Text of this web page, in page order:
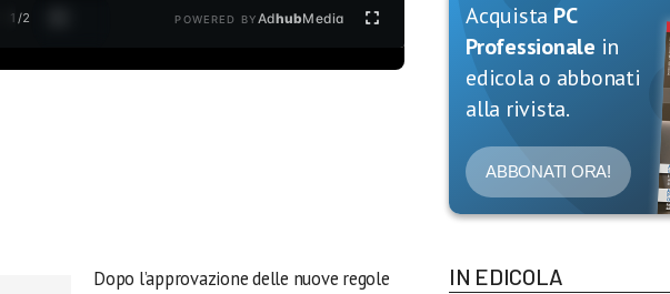
1 /2 POWERED BYAdhubMedia
Dopo l’approvazione delle nuove regole
Acquista PC
Professionale in
edicola o abbonati
alla rivista.
ABBONATI ORA!
IN EDICOLA